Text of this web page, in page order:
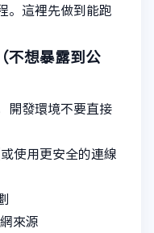
。這裡先做到能跑
不想暴露到公
開發環境不要直接
使用更安全的連線
來源